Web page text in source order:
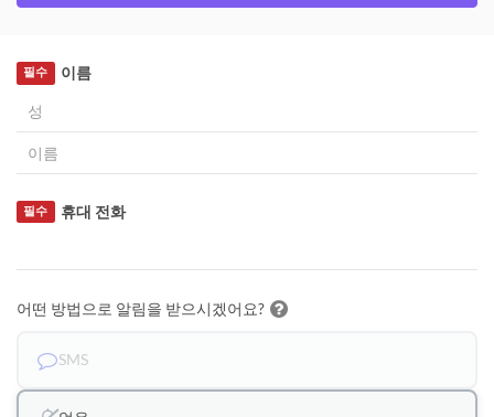
이름
필수
휴대 전화
필수
어떤 방법으로 알림을 받으시겠어요?
SMS